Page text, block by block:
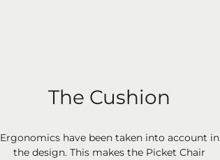
The Cushion
Ergonomics have been taken into account in
the design. This makes the Picket Chair